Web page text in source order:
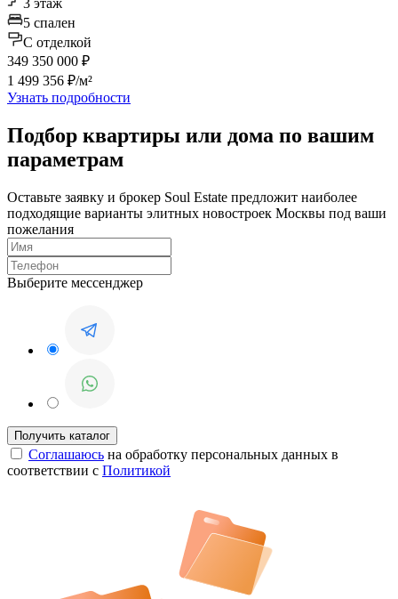
3 этаж
5 спален
C отделкой
349 350 000 ₽
1 499 356 ₽/м²
Узнать подробности
Подбор квартиры или дома по вашим
параметрам
Оставьте заявку и брокер Soul Estate предложит наиболее
подходящие варианты элитных новостроек Москвы под ваши
пожелания
Выберите мессенджер
Соглашаюсь на обработку персональных данных в
соответствии с Политикой